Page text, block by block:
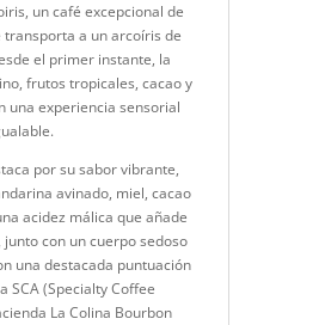
un café excepcional de
a un arcoíris de
el primer instante, la
frutos tropicales, cacao y
una experiencia sensorial
por su sabor vibrante,
avinado, miel, cacao
acidez málica que añade
con un cuerpo sedoso
una destacada puntuación
SCA (Specialty Coffee
La Colina Bourbon